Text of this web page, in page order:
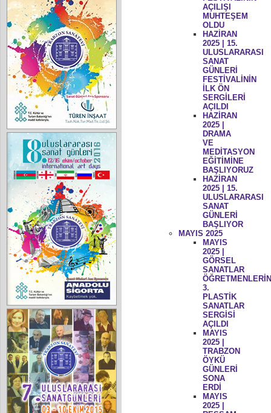
AÇILIŞI
MUHTEŞEM
OLDU
HAZİRAN
2025 | 15.
ULUSLARARASI
SANAT
GÜNLERİ
FESTİVALİNİN
İLK ÖN
SERGİLERİ
AÇILDI
HAZİRAN
2025 |
DRAMA
VE
MEDİTASYON
EĞİTİMİNE
BAŞLIYORUZ
HAZİRAN
2025 | 15.
ULUSLARARASI
SANAT
GÜNLERİ
BAŞLIYOR
MAYIS 2025
MAYIS
2025 |
GÖRSEL
SANATLAR
3.
PLASTİK
SANATLAR
SERGİSİ
AÇILDI
MAYIS
2025 |
TRABZON
ÖYKÜ
GÜNLERİ
SONA
ERDİ
MAYIS
2025 |